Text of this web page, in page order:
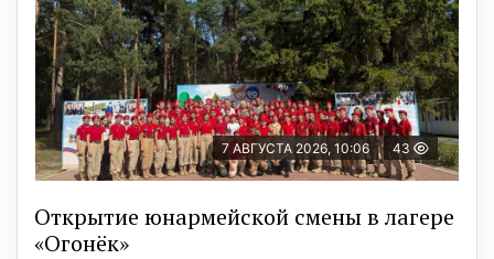
7 АВГУСТА 2026, 10:06 43
Открытие юнармейской смены в лагере
«Огонёк»